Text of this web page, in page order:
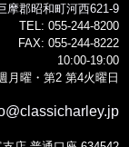
摩郡昭和町河西621-9
TEL: 055-244-8200
FAX: 055-244-8222
10:00-19:00
月曜・第2 第4火曜日